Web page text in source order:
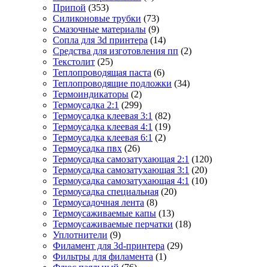
Припой (353)
Силиконовые трубки (73)
Смазочные материалы (9)
Сопла для 3d принтера (14)
Средства для изготовления пп (2)
Текстолит (25)
Теплопроводящая паста (6)
Теплопроводящие подложки (34)
Термоиндикаторы (2)
Термоусадка 2:1 (299)
Термоусадка клеевая 3:1 (82)
Термоусадка клеевая 4:1 (19)
Термоусадка клеевая 6:1 (2)
Термоусадка пвх (26)
Термоусадка самозатухающая 2:1 (120)
Термоусадка самозатухающая 3:1 (20)
Термоусадка самозатухающая 4:1 (10)
Термоусадка специальная (20)
Термоусадочная лента (8)
Термоусаживаемые капы (13)
Термоусаживаемые перчатки (18)
Уплотнители (9)
Филамент для 3d-принтера (29)
Фильтры для филамента (1)